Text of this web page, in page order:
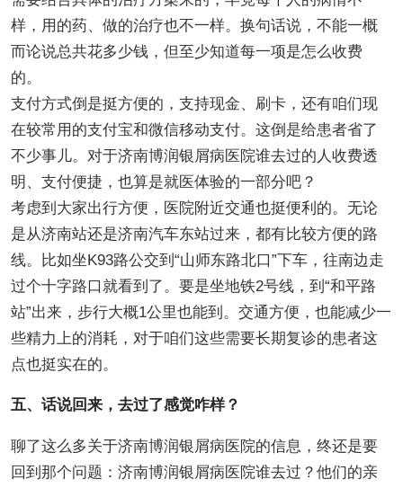
样，用的药、做的治疗也不一样。换句话说，不能一概
而论说总共花多少钱，但至少知道每一项是怎么收费
的。
支付方式倒是挺方便的，支持现金、刷卡，还有咱们现
在较常用的支付宝和微信移动支付。这倒是给患者省了
不少事儿。对于济南博润银屑病医院谁去过的人收费透
明、支付便捷，也算是就医体验的一部分吧？
考虑到大家出行方便，医院附近交通也挺便利的。无论
是从济南站还是济南汽车东站过来，都有比较方便的路
线。比如坐K93路公交到“山师东路北口”下车，往南边走
过个十字路口就看到了。要是坐地铁2号线，到“和平路
站”出来，步行大概1公里也能到。交通方便，也能减少一
些精力上的消耗，对于咱们这些需要长期复诊的患者这
点也挺实在的。
五、话说回来，去过了感觉咋样？
聊了这么多关于济南博润银屑病医院的信息，终还是要
回到那个问题：济南博润银屑病医院谁去过？他们的亲